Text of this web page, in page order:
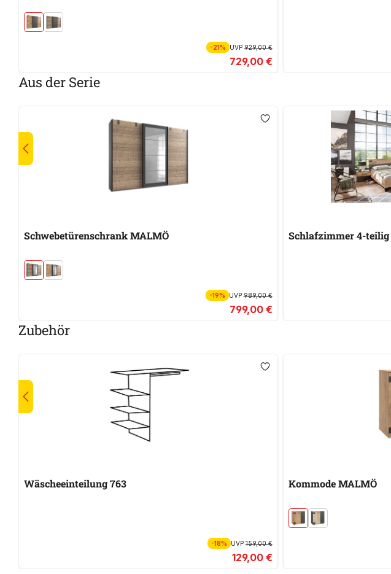
-21% UVP929,00 €
729,00 €
Aus der Serie
Schwebetürenschrank MALMÖ
-19% UVP989,00 €
799,00 €
Zubehör
Wäscheeinteilung 763
-18% UVP159,00 €
129,00 €
Kommode MALMÖ